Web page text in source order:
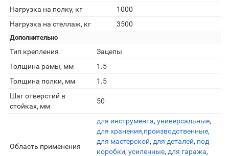
Нагрузка на полку, кг
1000
Нагрузка на стеллаж, кг
3500
Дополнительно
Тип крепления
Зацепы
Толщина рамы, мм
1.5
Толщина полки, мм
1.5
Шаг отверстий в
стойках, мм
50
Область применения
для инструмента, универсальные,
для хранения,производственные,
для мастерской, для деталей, под
коробки, усиленные, для гаража,